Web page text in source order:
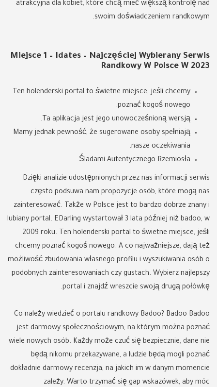
atrakcyjna dla kobiet, które chcą mieć większą kontrolę nad
swoim doświadczeniem randkowym.
Miejsce 1 – Idates – Najczęściej Wybierany Serwis
Randkowy W Polsce W 2023
Ten holenderski portal to świetne miejsce, jeśli chcemy
poznać kogoś nowego.
Ta aplikacja jest jego unowocześnioną wersją.
Mamy jednak pewność, że sugerowane osoby spełniają
nasze oczekiwania.
Śladami Autentycznego Rzemiosła
Dzięki analizie udostępnionych przez nas informacji serwis
często podsuwa nam propozycje osób, które mogą nas
zainteresować. Także w Polsce jest to bardzo dobrze znany i
lubiany portal. EDarling wystartował 3 lata później niż badoo, w
2009 roku. Ten holenderski portal to świetne miejsce, jeśli
chcemy poznać kogoś nowego. A co najważniejsze, dają też
możliwość zbudowania własnego profilu i wyszukiwania osób o
podobnych zainteresowaniach czy gustach. Wybierz najlepszy
portal i znajdź wreszcie swoją drugą połówkę.
Co należy wiedzieć o portalu randkowy Badoo? Badoo Badoo
jest darmowy społecznościowym, na którym można poznać
wiele nowych osób. Każdy może czuć się bezpiecznie, dane nie
będą nikomu przekazywane, a ludzie będą mogli poznać
dokładnie darmowy recenzja, na jakich im w danym momencie
zależy. Warto trzymać się gap wskazówek, aby móc